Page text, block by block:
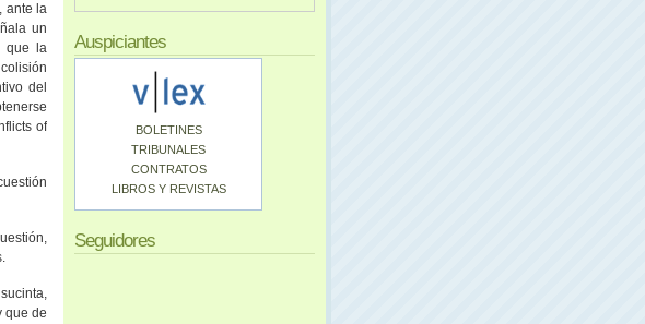
ante la
un
que la
del
of
que de
Auspiciantes
BOLETINES
TRIBUNALES
CONTRATOS
LIBROS Y REVISTAS
Seguidores